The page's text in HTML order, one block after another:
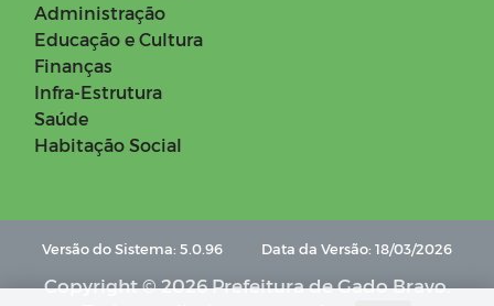
Administração
Educação e Cultura
Finanças
Infra-Estrutura
Saúde
Habitação Social
Versão do Sistema: 5.0.96 Data da Versão: 18/03/2026
Copyright © 2026 Prefeitura de Gado Bravo.